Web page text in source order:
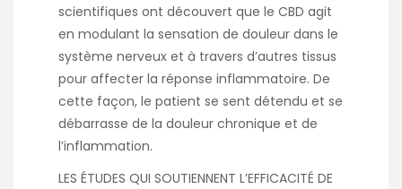
scientifiques ont découvert que le CBD agit
en modulant la sensation de douleur dans le
système nerveux et à travers d’autres tissus
pour affecter la réponse inflammatoire. De
cette façon, le patient se sent détendu et se
débarrasse de la douleur chronique et de
l’inflammation.
LES ÉTUDES QUI SOUTIENNENT L’EFFICACITÉ DE